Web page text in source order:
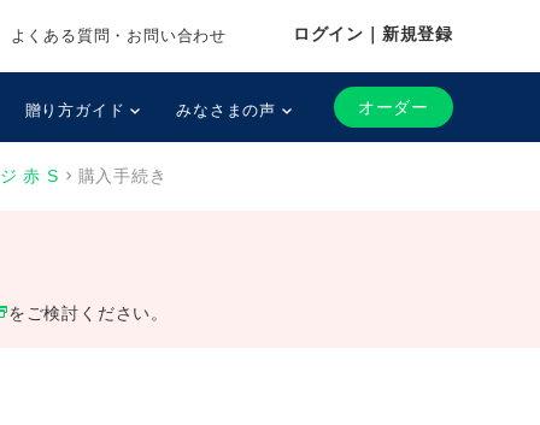
よくある質問・お問い合わせ ログイン｜新規登録
贈り方ガイド みなさまの声 オーダー
赤 S 購入手続き
をご検討ください。